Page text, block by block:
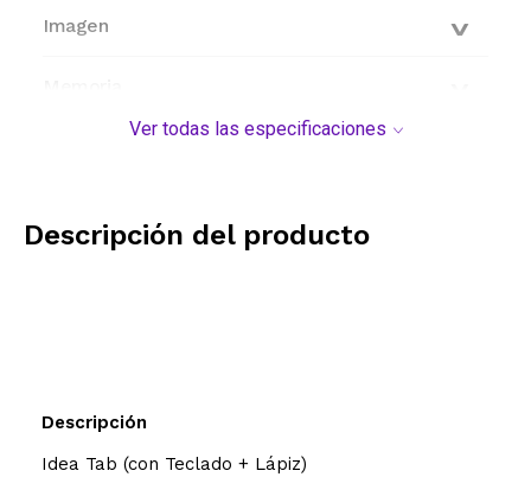
Imagen
Ver todas las especificaciones
Descripción del producto
Descripción
Idea Tab (con Teclado + Lápiz)